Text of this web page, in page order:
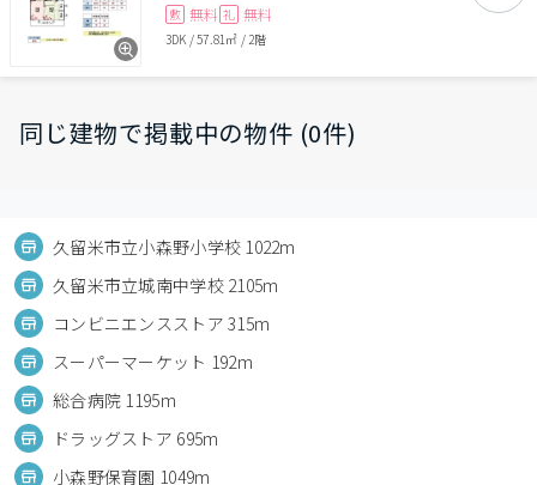
敷 無料 礼 無料
3DK /57.81㎡ / 2階
同じ建物で掲載中の物件 (0件)
久留米市立小森野小学校 1022m
久留米市立城南中学校 2105m
コンビニエンスストア 315m
スーパーマーケット 192m
総合病院 1195m
ドラッグストア 695m
小森野保育園 1049m